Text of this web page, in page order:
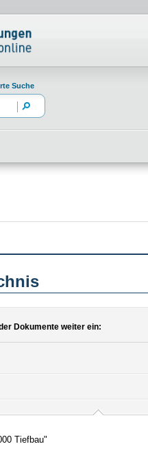
Suche
Dokumente weiter ein:
Tiefbau"